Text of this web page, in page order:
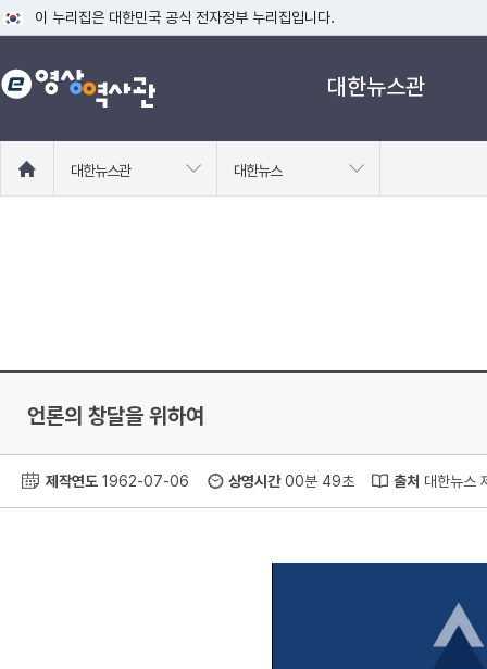
이 누리집은 대한민국 공식 전자정부 누리집입니다.
공식 누리집 주소 확인하기
go.kr 주소를 사용하는 누리집은 대한민국 정부기관이 관리하는 누리집입니
대한뉴스관
로
대한뉴스관 대한뉴스
언론의 창달을 위하여
제작연도 1962-07-06 상영시간00분 49초 출처 대한뉴스